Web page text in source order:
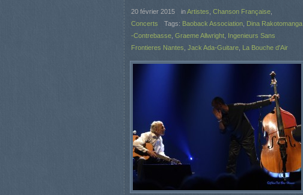
20 février 2015 inArtistes Chanson Française
Concerts
Tags: Baoback Association Dina Rakotomanga
-Contrebasse Graeme Allwright Ingenieurs Sans
Frontieres Nantes Jack Ada-Guitare La Bouche d'Air